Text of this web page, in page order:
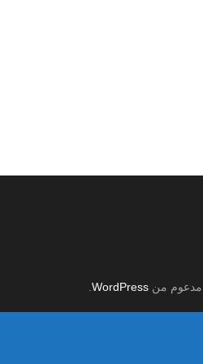
. مدعوم منWordPress